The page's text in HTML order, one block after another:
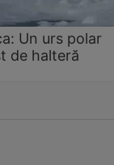
Un urs polar
de halteră